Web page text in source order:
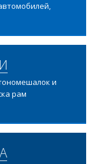
и
рам